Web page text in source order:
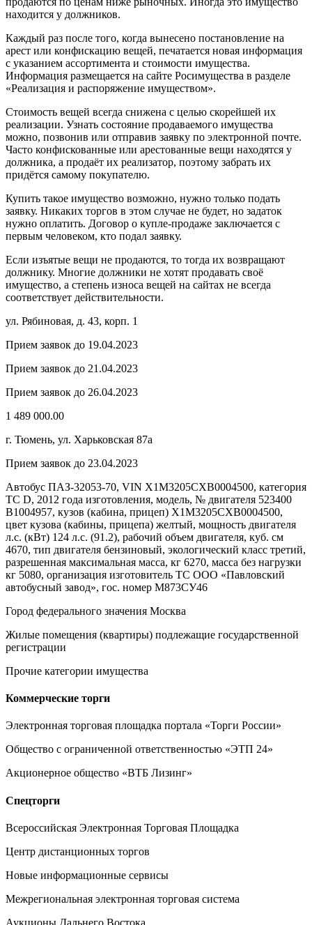
находится у должников.
Каждый раз после того, когда вынесено постановление на
арест или конфискацию вещей, печатается новая информация
с указанием ассортимента и стоимости имущества.
Информация размещается на сайте Росимущества в разделе
«Реализация и распоряжение имуществом».
Стоимость вещей всегда снижена с целью скорейшей их
реализации. Узнать состояние продаваемого имущества
можно, позвонив или отправив заявку по электронной почте.
Часто конфискованные или арестованные вещи находятся у
должника, а продаёт их реализатор, поэтому забрать их
придётся самому покупателю.
Купить такое имущество возможно, нужно только подать
заявку. Никаких торгов в этом случае не будет, но задаток
нужно оплатить. Договор о купле-продаже заключается с
первым человеком, кто подал заявку.
Если изъятые вещи не продаются, то тогда их возвращают
должнику. Многие должники не хотят продавать своё
имущество, а степень износа вещей на сайтах не всегда
соответствует действительности.
ул. Рябиновая, д. 43, корп. 1
Прием заявок до 19.04.2023
Прием заявок до 21.04.2023
Прием заявок до 26.04.2023
1 489 000.00
г. Тюмень, ул. Харьковская 87а
Прием заявок до 23.04.2023
Автобус ПАЗ-32053-70, VIN Х1M3205CXB0004500, категория
ТС D, 2012 года изготовления, модель, № двигателя 523400
В1004957, кузов (кабина, прицеп) Х1M3205CXB0004500,
цвет кузова (кабины, прицепа) желтый, мощность двигателя
л.с. (кВт) 124 л.с. (91.2), рабочий объем двигателя, куб. см
4670, тип двигателя бензиновый, экологический класс третий,
разрешенная максимальная масса, кг 6270, масса без нагрузки
кг 5080, организация изготовитель ТС ООО «Павловский
автобусный завод», гос. номер М873СУ46
Город федерального значения Москва
Жилые помещения (квартиры) подлежащие государственной
регистрации
Прочие категории имущества
Коммерческие торги
Электронная торговая площадка портала «Торги России»
Общество с ограниченной ответственностью «ЭТП 24»
Акционерное общество «ВТБ Лизинг»
Спецторги
Всероссийская Электронная Торговая Площадка
Центр дистанционных торгов
Новые информационные сервисы
Межрегиональная электронная торговая система
Аукционы Дальнего Востока